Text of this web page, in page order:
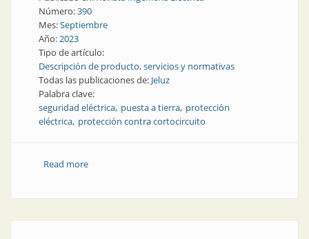
Número:390
Mes:Septiembre
Año:2023
Tipo de artículo:
Descripción de producto, servicios y normativas
Todas las publicaciones de: Jeluz
Palabra clave:
seguridad eléctrica puesta a tierra protección
eléctrica protección contra cortocircuito
Read moreabout ¿Sabías qué función cumplen los interruptores